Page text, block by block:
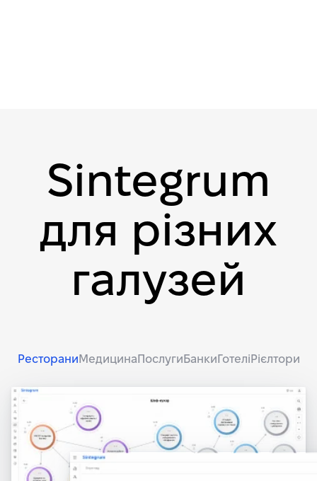
Sintegrum
для різних
галузей
Ресторани Медицина Послуги Банки Готелі Рієлтори